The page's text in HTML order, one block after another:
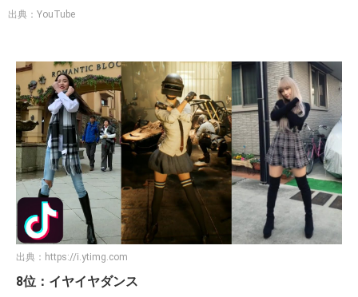
出典：YouTube
出典： https://i.ytimg.com
8位：イヤイヤダンス